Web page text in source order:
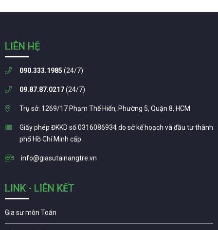
LIÊN HỆ
090.333.1985 (24/7)
09.87.87.0217(24/7)
Trụ sở: 1269/17 Phạm Thế Hiển, Phường 5, Quận 8, HCM
Giấy phép ĐKKD số 0316086934 do sở kế hoạch và đầu tư thành
phố Hồ Chí Minh cấp
info@giasutainangtre.vn
LINK - LIÊN KẾT
Gia sư môn Toán